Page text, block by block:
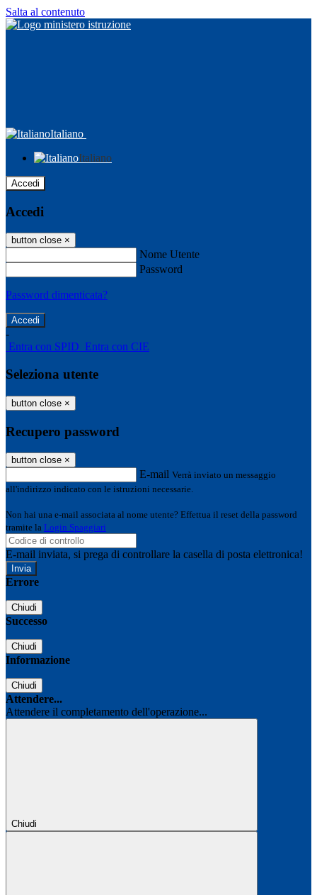
Salta al contenuto
Italiano
Italiano
Accedi
Accedi
button close ×
Nome Utente
Password
Password dimenticata?
-
Entra con SPID Entra con CIE
Seleziona utente
button close ×
Recupero password
button close ×
E-mail Verrà inviato un messaggio
all'indirizzo indicato con le istruzioni necessarie.
Non hai una e-mail associata al nome utente? Effettua il reset della password
tramite la Login Spaggiari
E-mail inviata, si prega di controllare la casella di posta elettronica!
Errore
Chiudi
Successo
Chiudi
Informazione
Chiudi
Attendere...
Attendere il completamento dell'operazione...
Chiudi